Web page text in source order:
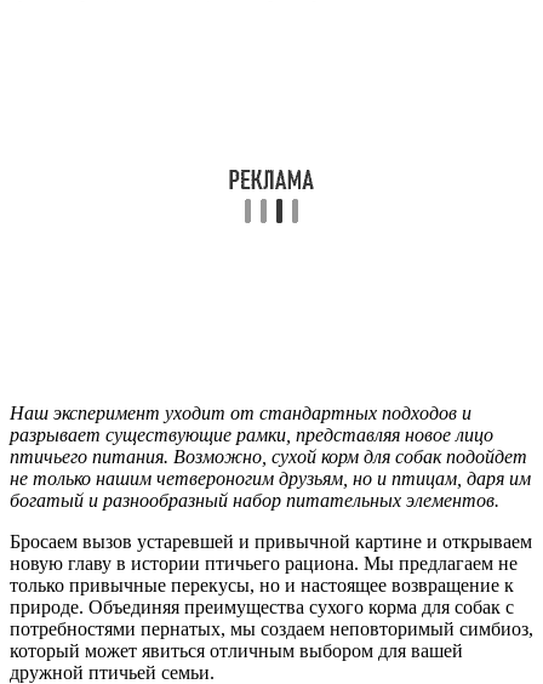
Наш эксперимент уходит от стандартных подходов и
разрывает существующие рамки, представляя новое лицо
птичьего питания. Возможно, сухой корм для собак подойдет
не только нашим четвероногим друзьям, но и птицам, даря им
богатый и разнообразный набор питательных элементов.
Бросаем вызов устаревшей и привычной картине и открываем
новую главу в истории птичьего рациона. Мы предлагаем не
только привычные перекусы, но и настоящее возвращение к
природе. Объединяя преимущества сухого корма для собак с
потребностями пернатых, мы создаем неповторимый симбиоз,
который может явиться отличным выбором для вашей
дружной птичьей семьи.